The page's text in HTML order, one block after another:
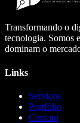
Transformando o
tecnologia. Somos
dominam o
Links
Serviços
Portfólio
Contato